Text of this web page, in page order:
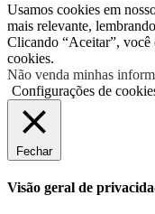
Usamos cookies em
mais relevante,
Clicando “Aceitar”,
cookies.
Não venda minhas
Configurações de
Fechar
Visão geral de